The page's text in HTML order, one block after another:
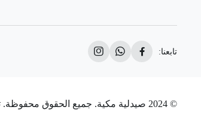
تابعنا:
© 2024 صيدلية مكية. جميع الحقوق محفوظة. تم التطوير بواسطة